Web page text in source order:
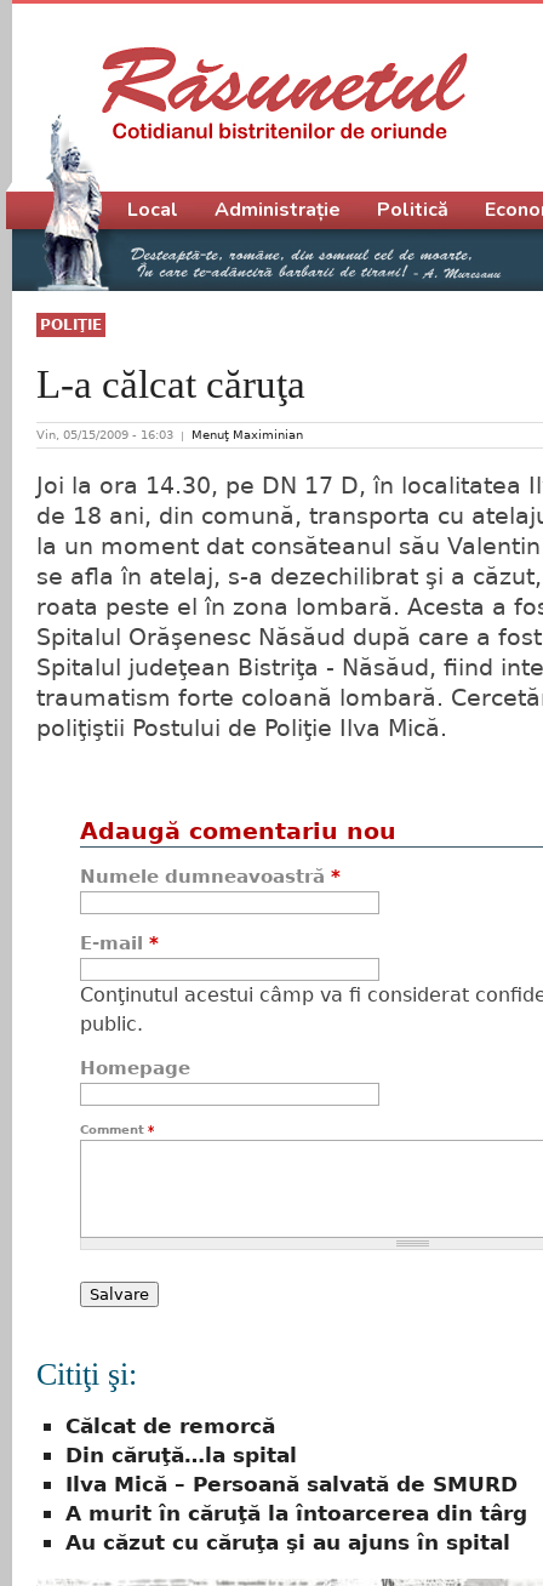
POLIŢIE
L-a călcat căruţa
Vin, 05/15/2009 - 16:03 Menuţ Maximinian
Joi la ora 14.30, pe DN 17 D, în localitatea
de 18 ani, din comună, transporta cu
la un moment dat consăteanul său
se afla în atelaj, s-a dezechilibrat şi a
roata peste el în zona lombară. Acesta a
Spitalul Orăşenesc Năsăud după care a
Spitalul judeţean Bistriţa - Năsăud, fiind
traumatism forte coloană lombară.
poliţiştii Postului de Poliţie Ilva Mică.
Adaugă comentariu nou
Numele dumneavoastră *
E-mail *
Conţinutul acestui câmp va fi considerat
public.
Homepage
Comment *
Citiţi şi:
Călcat de remorcă
Din căruţă…la spital
Ilva Mică – Persoană salvată de SMURD
A murit în căruţă la întoarcerea din târg
Au căzut cu căruţa şi au ajuns în spital
Meniu principal
Local Administrație Politică